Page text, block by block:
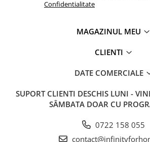
Confidentialitate
MAGAZINUL MEU
CLIENTI
DATE COMERCIALE
SUPORT CLIENTI DESCHIS LUNI -
SÂMBATA DOAR CU
0722 158 055